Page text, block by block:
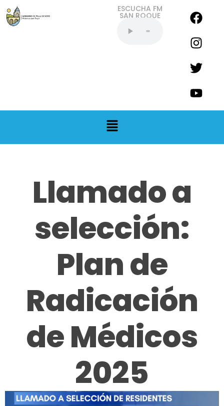
ESCUCHA FM
SAN ROQUE
Llamado a
selección:
Plan de
Radicación
de Médicos
2025